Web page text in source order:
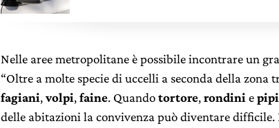
Nelle aree metropolitane è possibile incontrare un
“Oltre a molte specie di uccelli a seconda della zona
fagiani,volpi,faine. Quandotortore,rondini e
delle abitazioni la convivenza può diventare